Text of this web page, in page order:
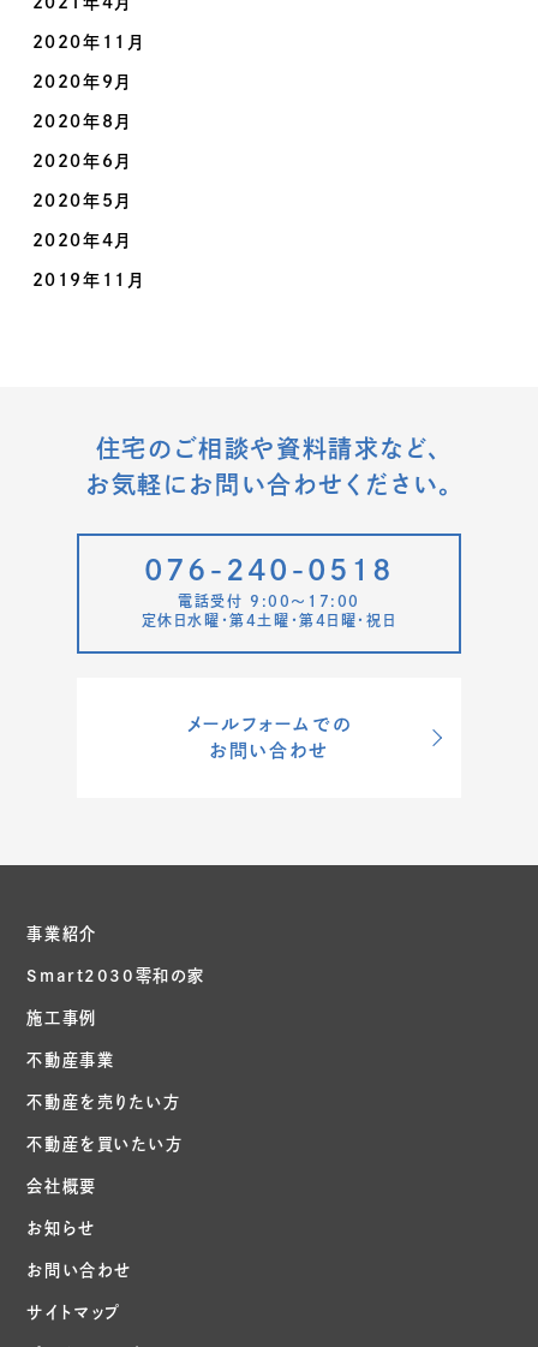
2020年11月
2020年9月
2020年8月
2020年6月
2020年5月
2020年4月
2019年11月
住宅のご相談や資料請求など、
お気軽にお問い合わせください。
076-240-0518
電話受付 9:00〜17:00
定休日水曜・第4土曜・第4日曜・祝日
メールフォームでの
お問い合わせ
事業紹介
Smart2030零和の家
施工事例
不動産事業
不動産を売りたい方
不動産を買いたい方
会社概要
お知らせ
お問い合わせ
サイトマップ